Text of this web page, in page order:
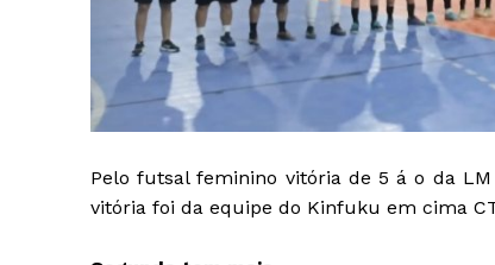
Pelo futsal feminino vitória de 5 á o da
vitória foi da equipe do Kinfuku em cima